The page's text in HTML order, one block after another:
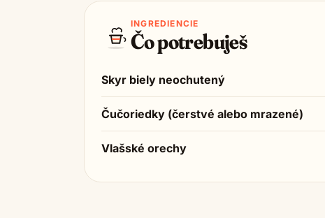
INGREDIENCIE
Čo potrebuješ
Skyr biely neochutený
Čučoriedky (čerstvé alebo mrazené)
Vlašské orechy